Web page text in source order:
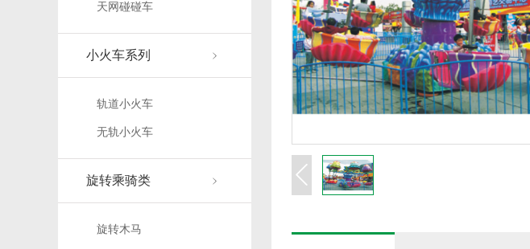
天网碰碰车
小火车系列
轨道小火车
无轨小火车
旋转乘骑类
旋转木马